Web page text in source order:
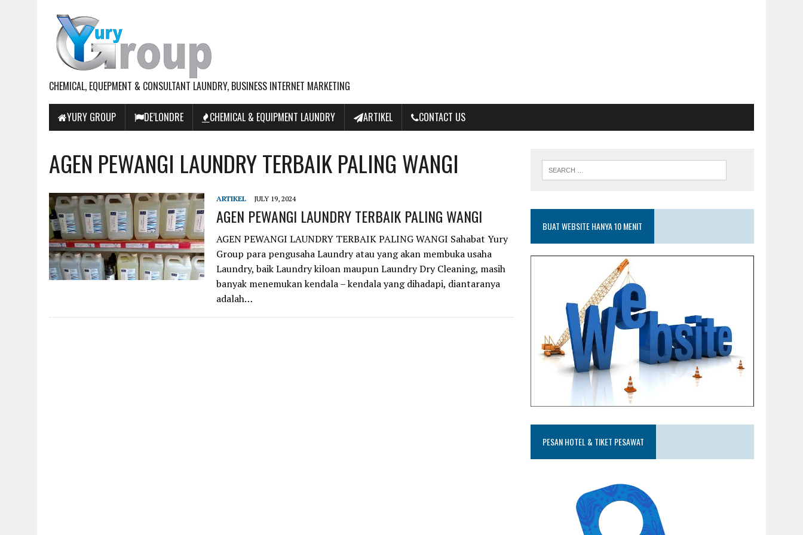
CHEMICAL, EQUEPMENT & CONSULTANT LAUNDRY, BUSINESS INTERNET MARKETING
YURY GROUP DE’LONDRE CHEMICAL & EQUIPMENT LAUNDRY ARTIKEL CONTACT US
AGEN PEWANGI LAUNDRY TERBAIK PALING WANGI
ARTIKEL JULY 19, 2024
AGEN PEWANGI LAUNDRY TERBAIK PALING WANGI
AGEN PEWANGI LAUNDRY TERBAIK PALING WANGI Sahabat Yury
Group para pengusaha Laundry atau yang akan membuka usaha
Laundry, baik Laundry kiloan maupun Laundry Dry Cleaning, masih
banyak menemukan kendala – kendala yang dihadapi, diantaranya
adalah…
BUAT WEBSITE HANYA 10 MENIT
PESAN HOTEL & TIKET PESAWAT